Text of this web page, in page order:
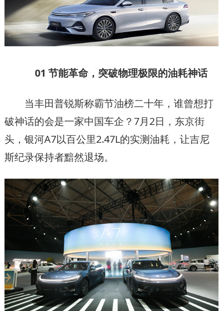
01 节能革命，突破物理极限的油耗神话
当丰田普锐斯称霸节油榜二十年，谁曾想打
破神话的会是一家中国车企？7月2日，东京街
头，银河A7以百公里2.47L的实测油耗，让吉尼
斯纪录保持者黯然退场。